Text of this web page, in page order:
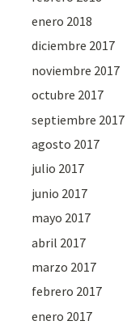
enero 2018
diciembre 2017
noviembre 2017
octubre 2017
septiembre 2017
agosto 2017
julio 2017
junio 2017
mayo 2017
abril 2017
marzo 2017
febrero 2017
enero 2017